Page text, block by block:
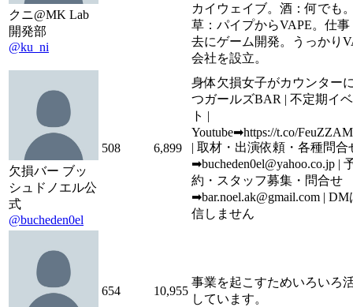
クニ@MK Lab
開発部
@ku_ni
カイウェイブ。酒：何でも
草：パイプからVAPE。仕事
去にゲーム開発。うっかり
会社を設立。
欠損バー ブッ
シュドノエル公
式
@bucheden0el
508 6,899
身体欠損女子がカウンター
つガールズBAR | 不定期イ
ト |
Youtube➡︎https://t.co/
| 取材・出演依頼・各種問合
➡︎bucheden0el@yahoo.co.jp |
約・スタッフ募集・問合せ
➡︎bar.noel.ak@gmail.com |
信しません
654 10,955
事業を起こすためいろいろ
しています。